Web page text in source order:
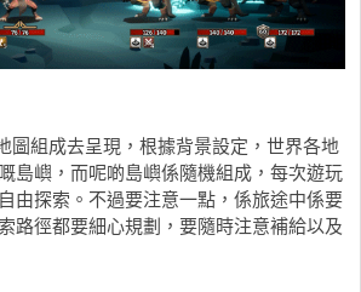
圖組成去呈現，根據背景設定，世界各地
島嶼，而呢啲島嶼係隨機組成，每次遊玩
由探索。不過要注意一點，係旅途中係要
路徑都要細心規劃，要隨時注意補給以及